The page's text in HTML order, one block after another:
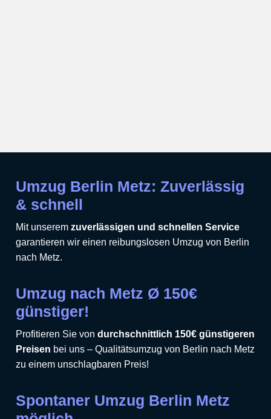
Umzug Berlin Metz: Zuverlässig
& schnell
Mit unserem zuverlässigen und schnellen Service
garantieren wir einen reibungslosen Umzug von Berlin
nach Metz.
Umzug nach Metz Ø 150€
günstiger!
Profitieren Sie von durchschnittlich 150€ günstigeren
Preisen bei uns – Qualitätsumzug von Berlin nach Metz
zu einem unschlagbaren Preis!
Spontaner Umzug Berlin Metz